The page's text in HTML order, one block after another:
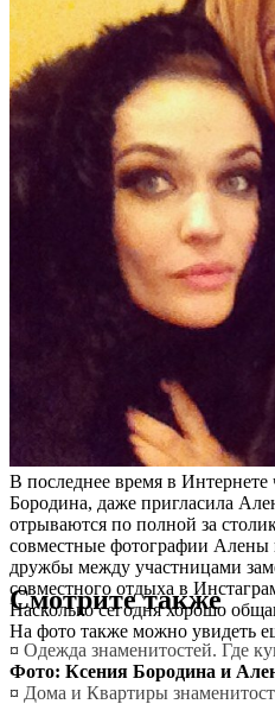
Смотрите также
¤ Одежда знаменитостей. Где
¤ Дома и Квартиры
В последнее время в
Бородина, даже пригласила
отрываются по полной за
совместные фотографии Алены
дружбы между участницами
совместного отдыха в
Насколько сегодня хорошо
На фото также можно увидеть
Фото: Ксения Бородина и